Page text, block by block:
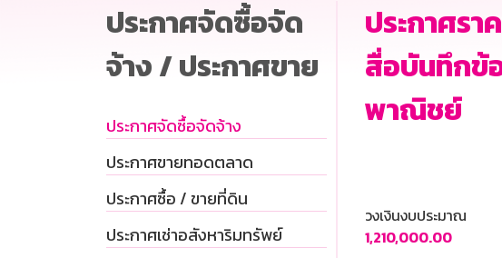
ประกาศจัดซื้อจัด
จ้าง / ประกาศขาย
ประกาศจัดซื้อจัดจ้าง
ประกาศขายทอดตลาด
ประกาศซื้อ / ขายที่ดิน
ประกาศเช่าอสังหาริมทรัพย์
ประกาศรา
สื่อบันทึกข้
พาณิชย์
วงเงินงบประมาณ
1,210,000.00